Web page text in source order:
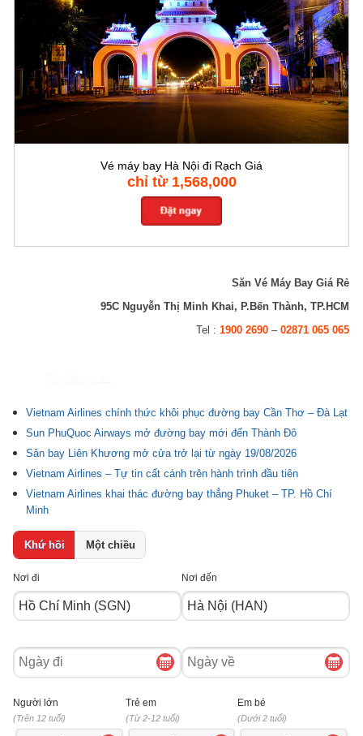
Vé máy bay Hà Nội đi Rạch Giá
chỉ từ 1,568,000
Săn Vé Máy Bay Giá Rẻ
95C Nguyễn Thị Minh Khai, P.Bến Thành, TP.HCM
Tel : 1900 2690– 02871 065 065
Vietnam Airlines chính thức khôi phục đường bay Cần Thơ – Đà Lạt
Sun PhuQuoc Airways mở đường bay mới đến Thành Đô
Sân bay Liên Khương mở cửa trở lại từ ngày 19/08/2026
Vietnam Airlines – Tự tin cất cánh trên hành trình đầu tiên
Vietnam Airlines khai thác đường bay thẳng Phuket – TP. Hồ Chí
Minh
Khứ hồi Một chiều
Nơi đi Nơi đến
Ngày
đi
Ngày
về
Người lớn
(Trên 12 tuổi)
Trẻ em
(Từ 2-12 tuổi)
Em bé
(Dưới 2 tuổi)